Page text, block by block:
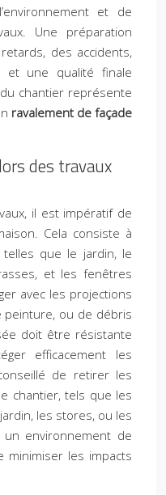
et de
Une préparation
des accidents,
et une qualité finale
chantier représente
ravalement de façade
des travaux
il est impératif de
Cela consiste à
que le jardin, le
et les fenêtres
avec les projections
peinture, ou de débris
doit être résistante
efficacement les
de retirer les
chantier, tels que les
les stores, ou les
environnement de
minimiser les impacts